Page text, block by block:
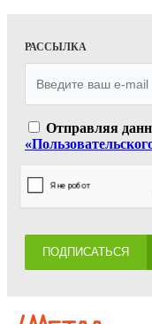
РАССЫЛКА
Отправляя
ПОДПИСАТЬСЯ